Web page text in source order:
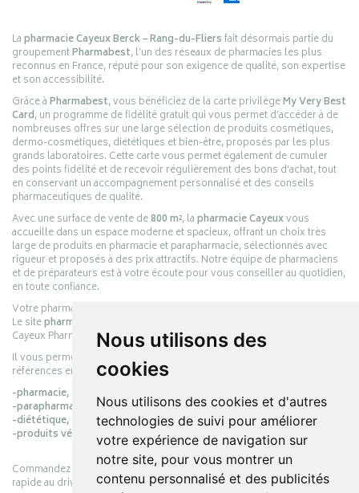
Nous utilisons des
cookies
Nous utilisons des cookies et d'autres
technologies de suivi pour améliorer
votre expérience de navigation sur
notre site, pour vous montrer un
contenu personnalisé et des publicités
Lapharmacie Cayeux Berck – Rang-du-Fliersfait désormais partie du
groupementPharmabest, l’un des réseaux de pharmacies les plus
reconnus en France, réputé pour son exigence de qualité, son expertise
et son accessibilité.
Grâce àPharmabest, vous bénéficiez de la carte privilègeMy Very Best
Card, un programme de fidélité gratuit qui vous permet d’accéder à de
nombreuses offres sur une large sélection de produits cosmétiques,
dermo-cosmétiques, diététiques et bien-être, proposés par les plus
grands laboratoires. Cette carte vous permet également de cumuler
des points fidélité et de recevoir régulièrement des bons d’achat, tout
en conservant un accompagnement personnalisé et des conseils
pharmaceutiques de qualité.
Avec une surface de vente de800 m², lapharmacie Cayeuxvous
accueille dans un espace moderne et spacieux, offrant un choix très
large de produits en pharmacie et parapharmacie, sélectionnés avec
rigueur et proposés à des prix attractifs. Notre équipe de pharmaciens
et de préparateurs est à votre écoute pour vous conseiller au quotidien,
en toute confiance.
Votre pharmacie en ligne :
Le sitepharmacie-cayeux.fr
Cayeux Pharmabest Berck-sur-Mer – Rang-du-Fliers.
Il vous permet de réaliser vos achats en ligne parmi des milliers de
références en :
-pharmacie,
-parapharmacie,
-diététique,
-produits vétérinaires.
Commandez simplement vos produits en ligne et choisissez le retrait
rapide au drive ou la livraison à domicile, en toute simplicité.